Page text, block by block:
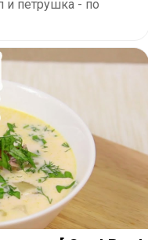
и петрушка - по